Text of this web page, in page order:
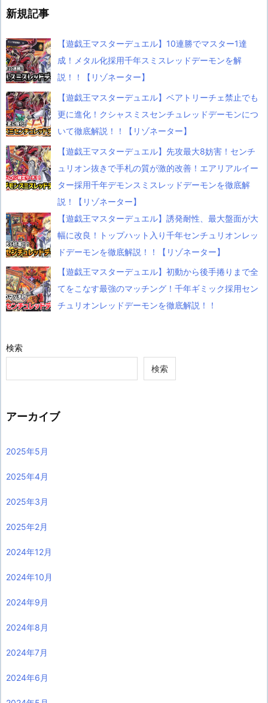
新規記事
【遊戯王マスターデュエル】10連勝でマスター1達
成！メタル化採用千年スミスレッドデーモンを解
説！！【リゾネーター】
【遊戯王マスターデュエル】ベアトリーチェ禁止でも
更に進化！クシャスミスセンチュレッドデーモンにつ
いて徹底解説！！【リゾネーター】
【遊戯王マスターデュエル】先攻最大8妨害！センチ
ュリオン抜きで手札の質が激的改善！エアリアルイー
ター採用千年デモンスミスレッドデーモンを徹底解
説！【リゾネーター】
【遊戯王マスターデュエル】誘発耐性、最大盤面が大
幅に改良！トップハット入り千年センチュリオンレッ
ドデーモンを徹底解説！！【リゾネーター】
【遊戯王マスターデュエル】初動から後手捲りまで全
てをこなす最強のマッチング！千年ギミック採用セン
チュリオンレッドデーモンを徹底解説！！
検索
検索
アーカイブ
2025年5月
2025年4月
2025年3月
2025年2月
2024年12月
2024年10月
2024年9月
2024年8月
2024年7月
2024年6月